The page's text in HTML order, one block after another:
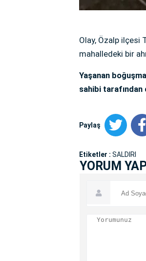
Olay, Özalp ilçesi
mahalledeki bir
Yaşanan
sahibi tarafından
Paylaş
Etiketler : SALDIRI
YORUM